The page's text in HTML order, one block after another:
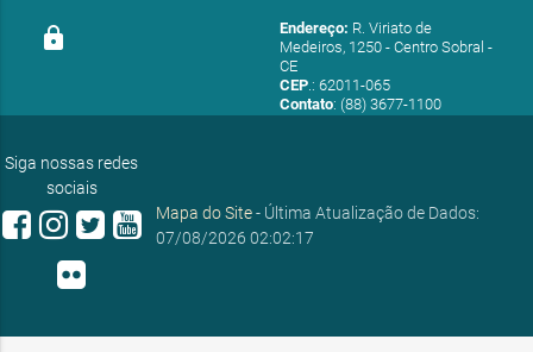
lock Endereço: R. Viriato de
Medeiros, 1250 - Centro Sobral -
CE
CEP.: 62011-065
Contato: (88) 3677-1100
Siga nossas redes
sociais
Mapa do Site- Última Atualização de Dados:
07/08/2026 02:02:17